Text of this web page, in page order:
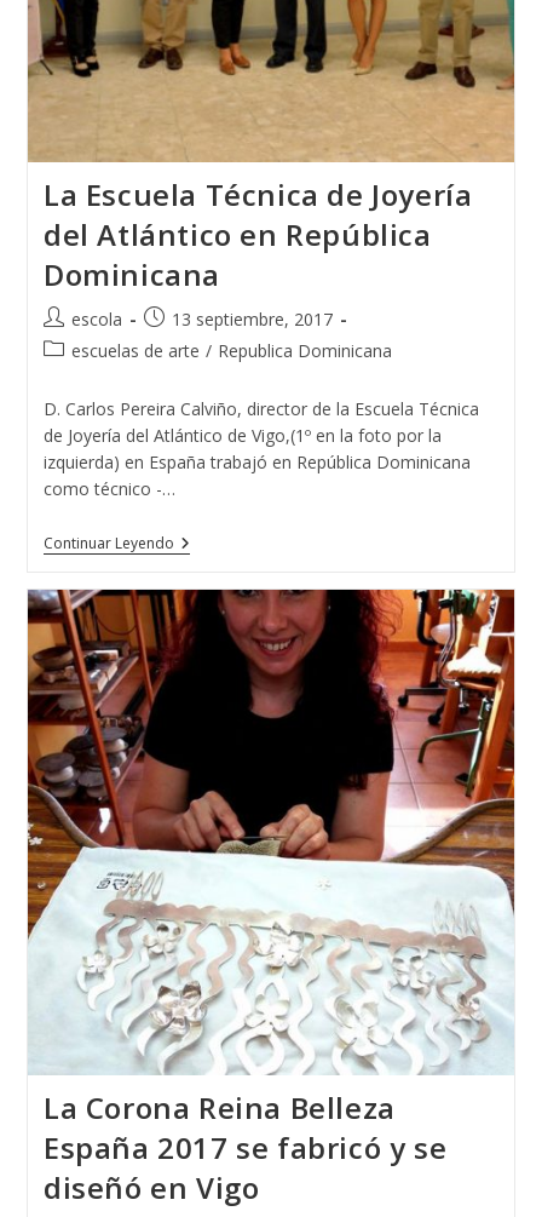
La Escuela Técnica de Joyería
del Atlántico en República
Dominicana
Autor
de
escola
Publicación
de
13 septiembre, 2017
Categoría
la
entrada:
escuelas de arte / Republica Dominicana
D. Carlos Pereira Calviño, director de la Escuela Técnica
de Joyería del Atlántico de Vigo,(1º en la foto por la
izquierda) en España trabajó en República Dominicana
como técnico -…
Continuar LeyendoLa
Escuela
De
Joyería
Del
Atlántico
En
Dominicana
La Corona Reina Belleza
España 2017 se fabricó y se
diseñó en Vigo